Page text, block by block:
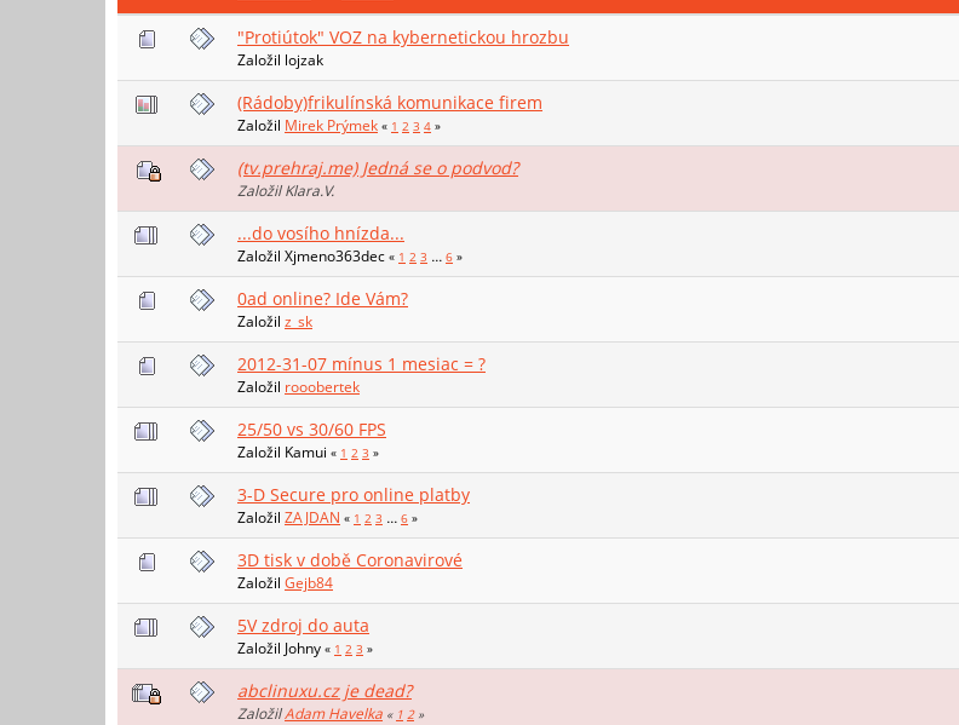
"Protiútok" VOZ na kybernetickou hrozbu
Založil lojzak
(Rádoby)frikulínská komunikace firem
Založil Mirek Prýmek « 1 2 3 4 »
(tv.prehraj.me) Jedná se o podvod?
Založil Klara.V.
...do vosího hnízda...
Založil Xjmeno363dec « 1 2 3 ... 6 »
0ad online? Ide Vám?
Založil z_sk
2012-31-07 mínus 1 mesiac = ?
Založil rooobertek
25/50 vs 30/60 FPS
Založil Kamui « 1 2 3 »
3-D Secure pro online platby
Založil ZAJDAN « 1 2 3 ... 6 »
3D tisk v době Coronavirové
Založil Gejb84
5V zdroj do auta
Založil Johny « 1 2 3 »
abclinuxu.cz je dead?
ZaložilAdam Havelka « 1 2»